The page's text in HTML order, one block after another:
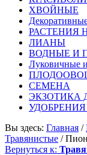
ХВОЙНЫЕ
РАСТЕНИЯ
ЛИАНЫ
ВОДНЫЕ И
Луковичные
СЕМЕНА
ЭКЗОТИКА
Вы здесь: Главная /
Травянистые /
Вернуться к: